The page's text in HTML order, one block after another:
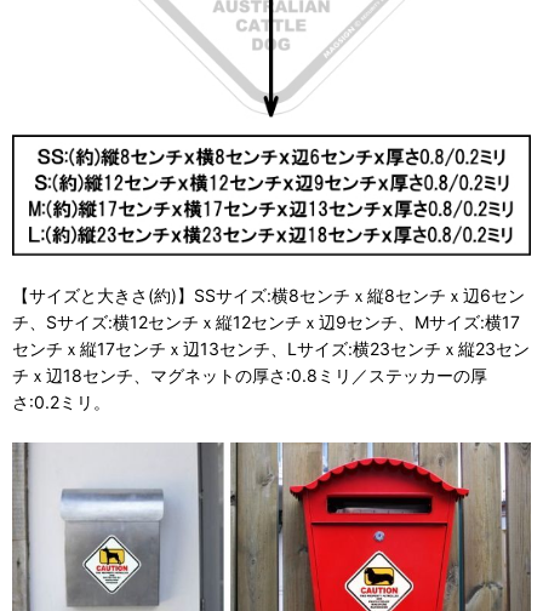
【サイズと大きさ(約)】SSサイズ:横8センチｘ縦8センチｘ辺6セン
チ、Sサイズ:横12センチｘ縦12センチｘ辺9センチ、Mサイズ:横17
センチｘ縦17センチｘ辺13センチ、Lサイズ:横23センチｘ縦23セン
チｘ辺18センチ、マグネットの厚さ:0.8ミリ／ステッカーの厚
さ:0.2ミリ。